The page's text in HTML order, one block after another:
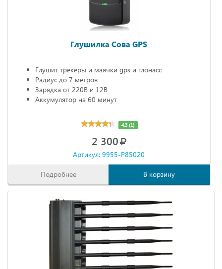
Глушилка Сова GPS
Глушит трекеры и маячки gps и глонасс
Радиус до 7 метров
Зарядка от 220В и 12В
Аккумулятор на 60 минут
4.3 (1)
2 300
Артикул: 9955-P85020
Подробнее В корзину